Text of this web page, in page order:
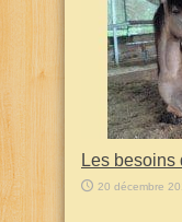
Les besoins
20 décembre